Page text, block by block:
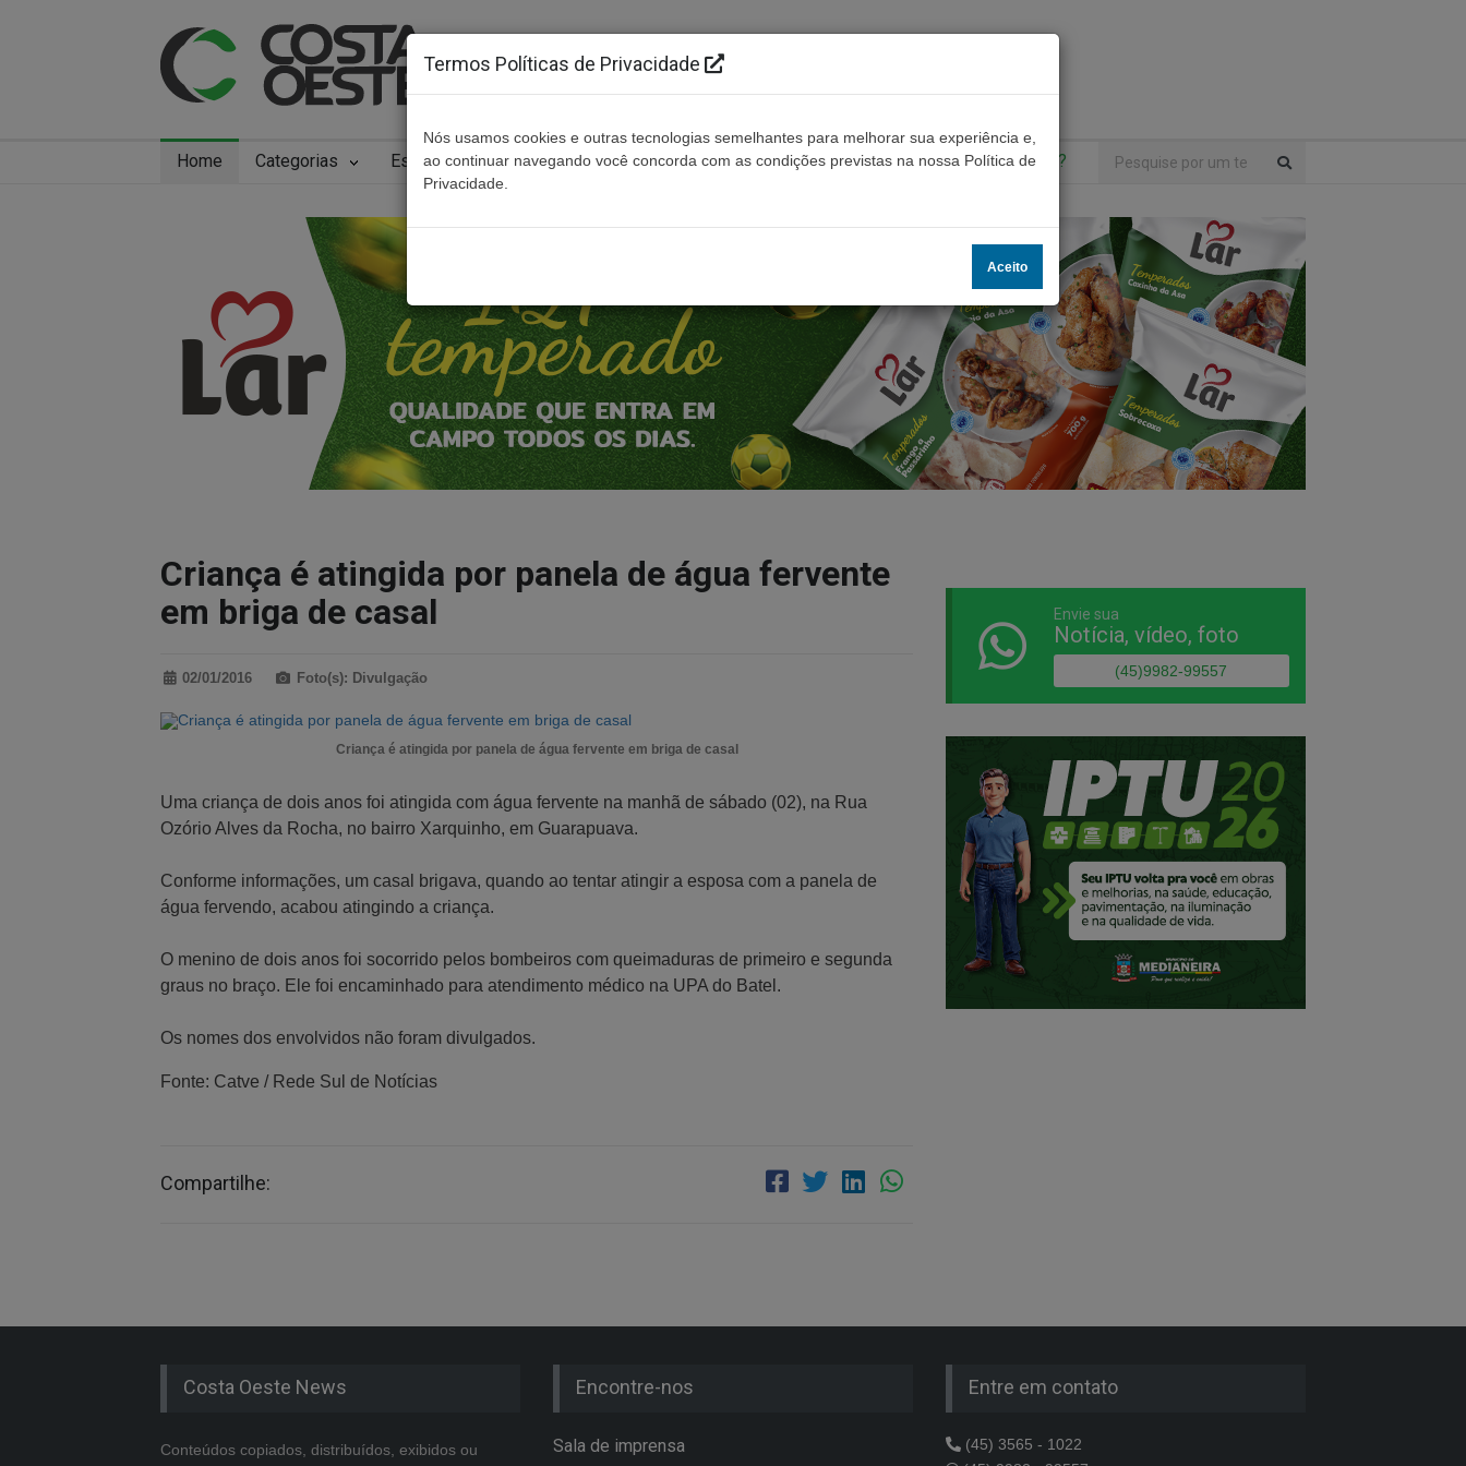
Home Categorias Especiais Cidades Ouça ao vivo Contato Não encontrou algo?
Criança é atingida por panela de água fervente
em briga de casal
02/01/2016 Foto(s): Divulgação
Criança é atingida por panela de água fervente em briga de casal
Uma criança de dois anos foi atingida com água fervente na manhã de sábado (02), na Rua
Ozório Alves da Rocha, no bairro Xarquinho, em Guarapuava.
Conforme informações, um casal brigava, quando ao tentar atingir a esposa com a panela de
água fervendo, acabou atingindo a criança.
O menino de dois anos foi socorrido pelos bombeiros com queimaduras de primeiro e segunda
graus no braço. Ele foi encaminhado para atendimento médico na UPA do Batel.
Os nomes dos envolvidos não foram divulgados.
Fonte: Catve / Rede Sul de Notícias
Compartilhe:
Envie sua
Notícia, vídeo, foto
(45)9982-99557
Costa Oeste News
Conteúdos copiados, distribuídos, exibidos ou
Encontre-nos
Sala de imprensa
Entre em contato
(45) 3565 - 1022
Termos Políticas de Privacidade
Nós usamos cookies e outras tecnologias semelhantes para melhorar sua experiência e,
ao continuar navegando você concorda com as condições previstas na nossa Política de
Privacidade.
Aceito